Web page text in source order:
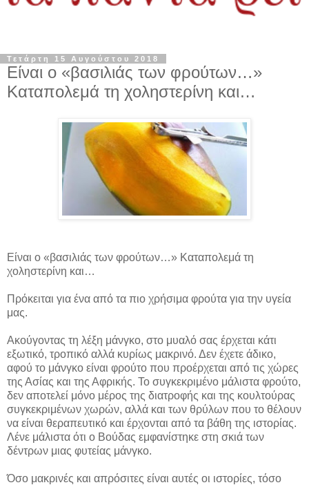
Τετάρτη 15 Αυγούστου 2018
Είναι ο «βασιλιάς των φρούτων…»
Καταπολεμά τη χοληστερίνη και…
Είναι ο «βασιλιάς των φρούτων…» Καταπολεμά τη
χοληστερίνη και…
Πρόκειται για ένα από τα πιο χρήσιμα φρούτα για την υγεία
μας.
Ακούγοντας τη λέξη μάνγκο, στο μυαλό σας έρχεται κάτι
εξωτικό, τροπικό αλλά κυρίως μακρινό. Δεν έχετε άδικο,
αφού το μάνγκο είναι φρούτο που προέρχεται από τις χώρες
της Ασίας και της Αφρικής. Το συγκεκριμένο μάλιστα φρούτο,
δεν αποτελεί μόνο μέρος της διατροφής και της κουλτούρας
συγκεκριμένων χωρών, αλλά και των θρύλων που το θέλουν
να είναι θεραπευτικό και έρχονται από τα βάθη της ιστορίας.
Λένε μάλιστα ότι ο Βούδας εμφανίστηκε στη σκιά των
δέντρων μιας φυτείας μάνγκο.
Όσο μακρινές και απρόσιτες είναι αυτές οι ιστορίες, τόσο